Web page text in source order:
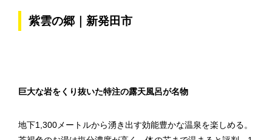
紫雲の郷｜新発田市
巨大な岩をくり抜いた特注の露天風呂が名物
地下1,300メートルから湧き出す効能豊かな温泉を楽しめる。